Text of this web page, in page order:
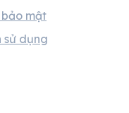
bảo mật
sử dụng